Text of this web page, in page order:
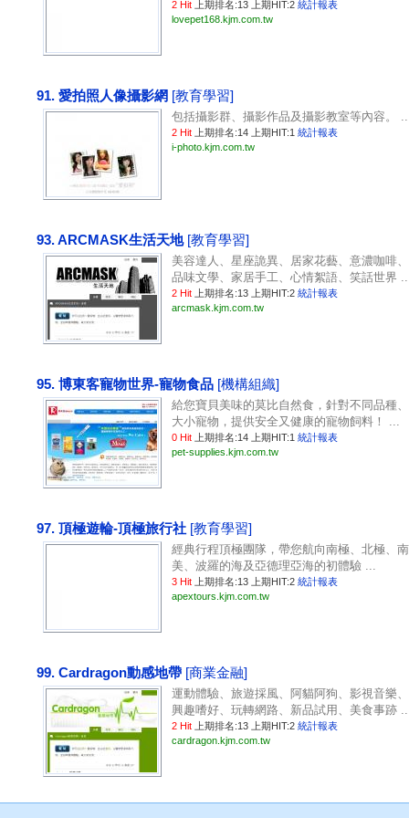
2 Hit 上期排名:13 上期HIT:2 統計報表
lovepet168.kjm.com.tw
91. 愛拍照人像攝影網 [教育學習]
包括攝影群、攝影作品及攝影教室等內容。
2 Hit 上期排名:14 上期HIT:1 統計報表
i-photo.kjm.com.tw
93. ARCMASK生活天地 [教育學習]
美容達人、星座詭異、居家花藝、意濃咖啡、
品味文學、家居手工、心情絮語、笑話世界
2 Hit 上期排名:13 上期HIT:2 統計報表
arcmask.kjm.com.tw
95. 博東客寵物世界-寵物食品 [機構組織]
給您寶貝美味的莫比自然食，針對不同品種、
大小寵物，提供安全又健康的寵物飼料！ ...
0 Hit 上期排名:14 上期HIT:1 統計報表
pet-supplies.kjm.com.tw
97. 頂極遊輪-頂極旅行社 [教育學習]
經典行程頂極團隊，帶您航向南極、北極、南
美、波羅的海及亞德理亞海的初體驗 ...
3 Hit 上期排名:13 上期HIT:2 統計報表
apextours.kjm.com.tw
99. Cardragon動感地帶 [商業金融]
運動體驗、旅遊採風、阿貓阿狗、影視音樂、
興趣嗜好、玩轉網路、新品試用、美食事跡
2 Hit 上期排名:13 上期HIT:2 統計報表
cardragon.kjm.com.tw